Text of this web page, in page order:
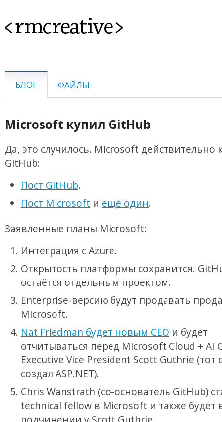
<rmcreative>
БЛОГ ФАЙЛЫ
Microsoft купил GitHub
Да, это случилось. Microsoft действительно
GitHub:
Пост GitHub.
Пост Microsoft и ещё один.
Заявленные планы Microsoft:
Интеграция с Azure.
Открытость платформы сохранится.
остаётся отдельным проектом.
Enterprise-версию будут продавать
Microsoft.
Nat Friedman будет новым CEO и будет
отчитываться перед Microsoft Cloud + AI
Executive Vice President Scott Guthrie (тот
создал ASP.NET).
Chris Wanstrath (со-основатель GitHub)
technical fellow в Microsoft и также будет
подчинении у Scott Guthrie.